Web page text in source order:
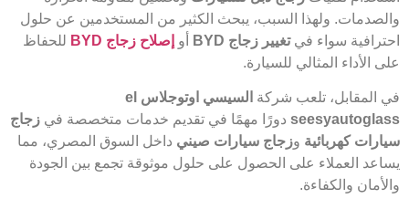
والصدمات. ولهذا السبب، يبحث الكثير من المستخدمين عن حلول
احترافية سواء فيتغيير زجاج BYD أو إصلاح زجاج BYD
للحفاظ
على الأداء المثالي للسيارة.
في المقابل، تلعب شركة
السيسي اوتوجلاس el
seesyautoglass دورًا مهمًا في تقديم خدمات متخصصة في زجاج
سيارات كهربائية وزجاج سيارات صيني داخل السوق المصري، مما
يساعد العملاء على الحصول على حلول موثوقة تجمع بين الجودة
والأمان والكفاءة.